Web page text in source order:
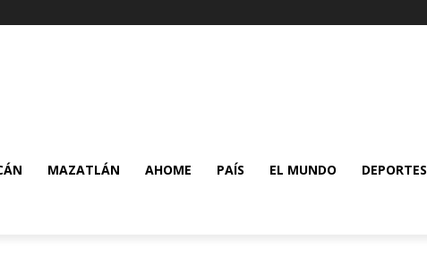
MAZATLÁN AHOME PAÍS EL MUNDO DEPORTES